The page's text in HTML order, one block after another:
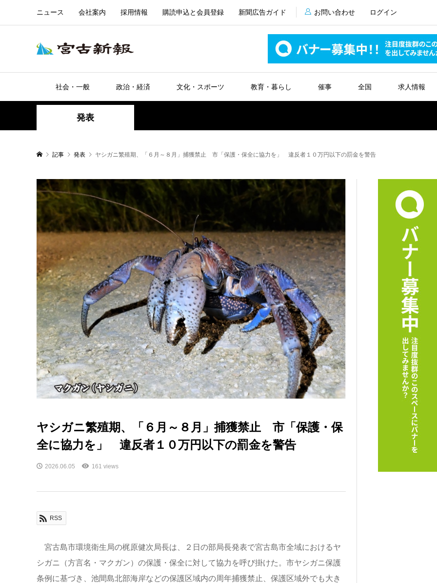
ニュース 会社案内 採用情報 購読申込と会員登録 新聞広告ガイド お問い合わせ ログイン
社会・一般 政治・経済 文化・スポーツ 教育・暮らし 催事 全国 求人情報
発表
記事 発表 ヤシガニ繁殖期、「６月～８月」捕獲禁止 市「保護・保全に協力を」 違反者１０万円以下の罰金を警告
ヤシガニ繁殖期、「６月～８月」捕獲禁止 市「保護・保
全に協力を」 違反者１０万円以下の罰金を警告
2026.06.05 161 views
RSS
宮古島市環境衛生局の梶原健次局長は、２日の部局長発表で宮古島市全域におけるヤ
シガニ（方言名・マクガン）の保護・保全に対して協力を呼び掛けた。市ヤシガニ保護
条例に基づき、池間島北部海岸などの保護区域内の周年捕獲禁止、保護区域外でも大き